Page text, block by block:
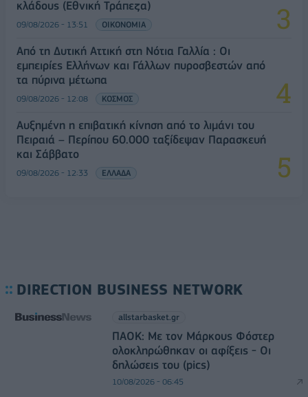
κλάδους (Εθνική Τράπεζα)
09/08/2026 - 13:51 ΟΙΚΟΝΟΜΙΑ
Από τη Δυτική Αττική στη Νότια Γαλλία : Οι
εμπειρίες Ελλήνων και Γάλλων πυροσβεστών από
τα πύρινα μέτωπα
09/08/2026 - 12:08 ΚΟΣΜΟΣ
Αυξημένη η επιβατική κίνηση από το λιμάνι του
Πειραιά – Περίπου 60.000 ταξίδεψαν Παρασκευή
και Σάββατο
09/08/2026 - 12:33 ΕΛΛΑΔΑ
DIRECTION BUSINESS NETWORK
allstarbasket.gr
ΠΑΟΚ: Με τον Μάρκους Φόστερ
ολοκληρώθηκαν οι αφίξεις - Οι
δηλώσεις του (pics)
10/08/2026 - 06:45